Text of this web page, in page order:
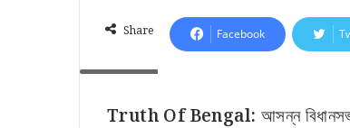
Share Facebook
Truth Of Bengal: আসন্ন